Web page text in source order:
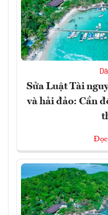
Sửa Luật Tài
và hải đảo: Cần
Đọc